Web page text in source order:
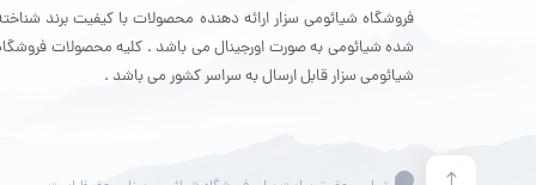
فروشگاه شیائومی سزار ارائه دهنده محصولات با کیفیت برند
شده شیائومی به صورت اورجینال می باشد . کلیه محصولات
شیائومی سزار قابل ارسال به سراسر کشور می باشد .